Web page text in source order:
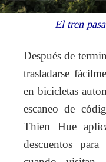
El tren
Después de
trasladarse
en bicicletas
escaneo de
Thien Hue
descuentos